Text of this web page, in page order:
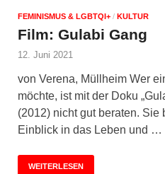
FEMINISMUS & LGBTQI+ / KULTUR
Film: Gulabi Gang
12. Juni 2021
von Verena, Müllheim Wer
möchte, ist mit der Doku
(2012) nicht gut beraten. Sie
Einblick in das Leben und …
WEITERLESEN